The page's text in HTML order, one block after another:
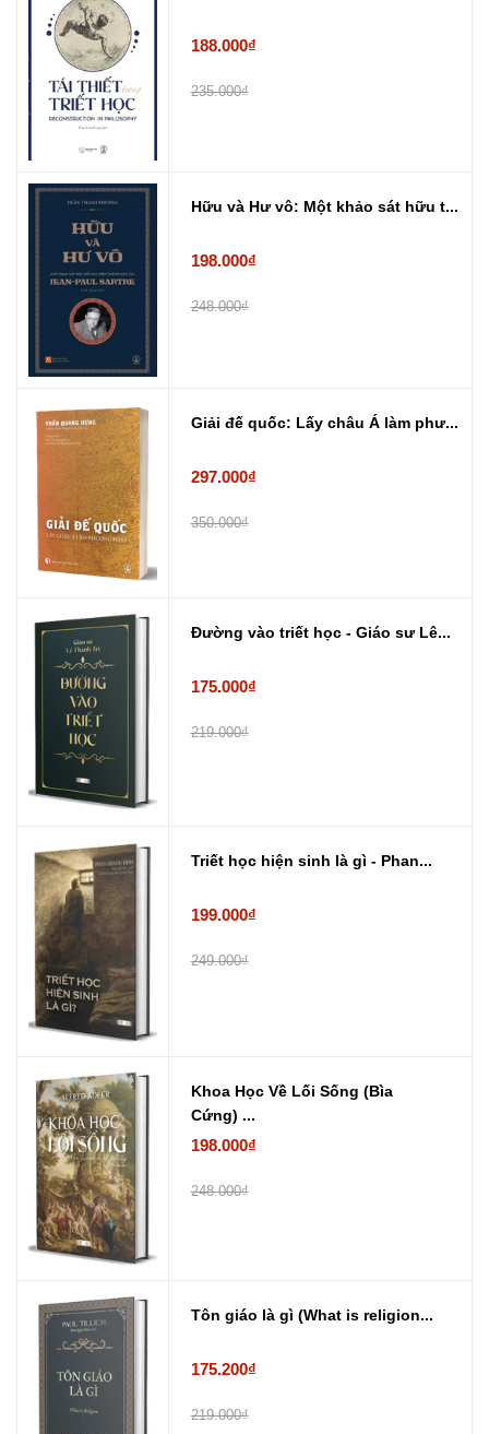
188.000₫
235.000₫
Hữu và Hư vô: Một khảo sát hữu t...
198.000₫
248.000₫
Giải đế quốc: Lấy châu Á làm phư...
297.000₫
350.000₫
Đường vào triết học - Giáo sư Lê...
175.000₫
219.000₫
Triết học hiện sinh là gì - Phan...
199.000₫
249.000₫
Khoa Học Về Lối Sống (Bìa
Cứng) ...
198.000₫
248.000₫
Tôn giáo là gì (What is religion...
175.200₫
219.000₫